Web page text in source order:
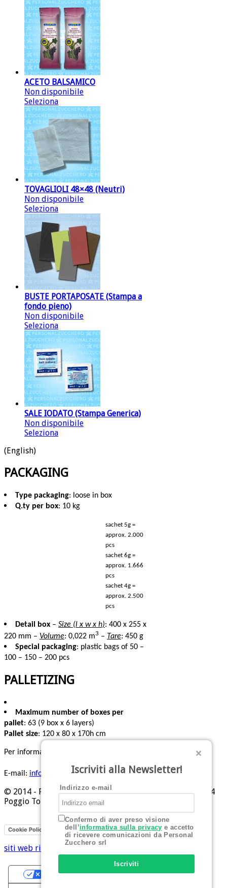
ACETO BALSAMICO
Non disponibile
Seleziona
TOVAGLIOLI 48×48 (Neutri)
Non disponibile
Seleziona
BUSTE PORTAPOSATE (Stampa a
fondo pieno)
Non disponibile
Seleziona
SALE IODATO (Stampa Generica)
Non disponibile
Seleziona
(English)
PACKAGING
Type packaging: loose in box
Q.ty per box: 10 kg
sachet 5g =
approx. 2.000
pcs
sachet 6g =
approx. 1.666
pcs
sachet 4g =
approx. 2.500
pcs
Detail box – Size (l x w x h): 400 x 255 x
220 mm – Volume: 0,022 m3 – Tare: 450 g
Special packaging: plastic bags of 50 –
100 – 150 – 200 pcs
PALLETIZING
Maximum number of boxes per
pallet: 63 (9 box x 6 layers)
Pallet size: 120 x 80 x 170h cm
Per informazioni:
E-mail: info@personalzucchero.com
© 2014 - Personal Zucchero srl - Piazza Allende, 1 - 47824
Poggio Torriana (RN)
Cookie Policy Privacy
siti web rimini Hi-Net
Le tue preferenze relative alla privacy
Iscriviti alla Newsletter!
Indirizzo e-mail
Confermo di aver preso visione
dell’informativa sulla privacy e accetto
di ricevere comunicazioni da Personal
Zucchero srl
Iscriviti